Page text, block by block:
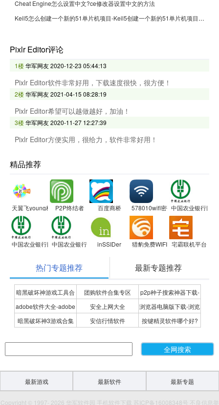
Cheat Engine怎么设置中文?ce修改器设置中文的方法
Keil5怎么创建一个新的51单片机项目-Keil5创建一个新的51单片机项目的方法
Pixlr Editor评论
1楼华军网友2020-12-23 05:44:13
Pixlr Editor软件非常好用，下载速度很快，很方便！
2楼华军网友2021-04-15 08:28:19
Pixlr Editor希望可以越做越好，加油！
3楼华军网友2020-11-27 12:27:39
Pixlr Editor方便实用，很给力，软件非常好用！
精品推荐
天翼飞young校园客户端
P2P终结者 百度商桥 578010wifi密码查看器中国农业银行网
中国农业银行网银助手中国农业银行网银助手inSSIDer 猎豹免费WIFI 宅霸联机平台
热门专题推荐 最新专题推荐
暗黑破坏神游戏工具合
集
团购软件合集专区
p2p种子搜索神器下载-
P2P种子搜索神器专题
adobe软件大全-adobe
全系列软件下载-adobe
安全上网大全
浏览器电脑版下载-浏览
器下载合集
暗黑破坏神3游戏合集 安信行情软件
按键精灵软件哪个好?
最新游戏 最新软件 最新专题
Copyright © 1997- 2026 华军软件园 手机软件下载 苏ICP备16008348号 不良信息举